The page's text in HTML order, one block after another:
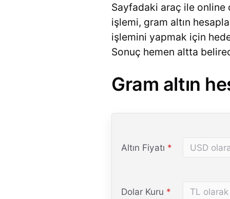
Sayfadaki araç ile online
işlemi, gram altın
işlemini yapmak için
Sonuç hemen altta
Gram altın
Altın Fiyatı *(Zorunlu)
Dolar Kuru *(Zorunlu)